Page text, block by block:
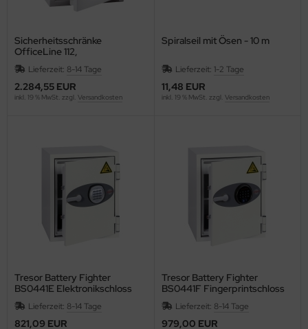
Sicherheitsschränke
OfficeLine 112,
Hochsicherheits-
Doppelbartschloß
Lieferzeit: 8-14 Tage
2.284,55 EUR
inkl. 19 % MwSt. zzgl. Versandkosten
Spiralseil mit Ösen - 10 m
Lieferzeit: 1-2 Tage
11,48 EUR
inkl. 19 % MwSt. zzgl. Versandkosten
Tresor Battery Fighter
BS0441E Elektronikschloss
Lieferzeit: 8-14 Tage
821,09 EUR
Tresor Battery Fighter
BS0441F Fingerprintschloss
Lieferzeit: 8-14 Tage
979,00 EUR